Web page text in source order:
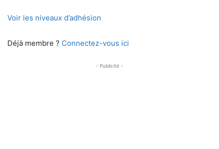
Voir les niveaux d’adhésion
Déjà membre ? Connectez-vous ici
- Publicité -